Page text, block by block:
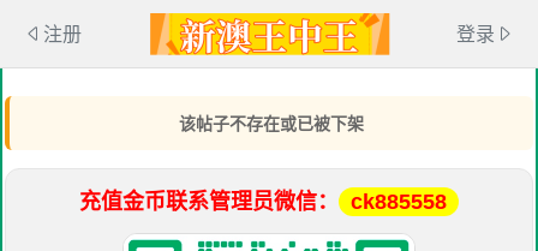
注册 登录
该帖子不存在或已被下架
充值金币联系管理员微信： ck885558